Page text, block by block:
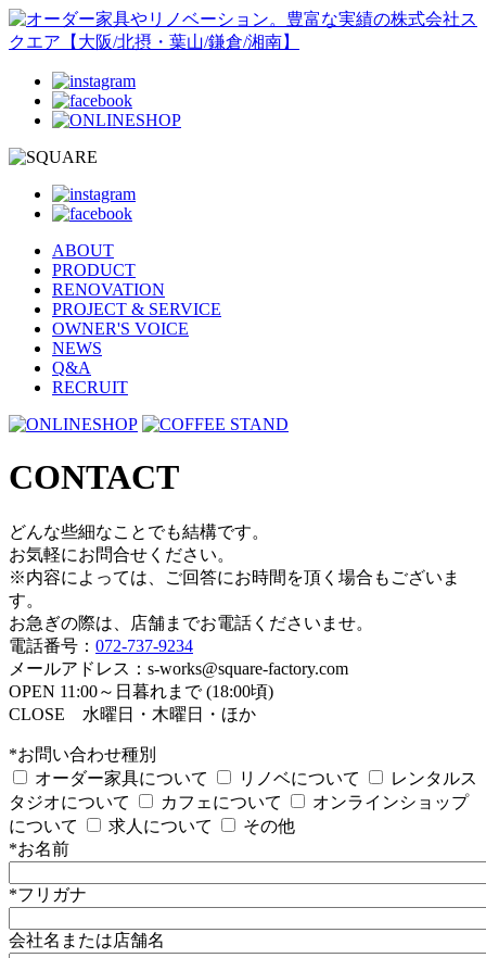
ABOUT
PRODUCT
RENOVATION
PROJECT & SERVICE
OWNER'S VOICE
NEWS
Q&A
RECRUIT
CONTACT
どんな些細なことでも結構です。
お気軽にお問合せください。
※内容によっては、ご回答にお時間を頂く場合もございま
す。
お急ぎの際は、店舗までお電話くださいませ。
電話番号： 072-737-9234
メールアドレス：s-works@square-factory.com
OPEN 11:00～日暮れまで (18:00頃)
CLOSE 水曜日・木曜日・ほか
*お問い合わせ種別
オーダー家具について
リノベについて
レンタルス
タジオについて
カフェについて
オンラインショップ
について
求人について
その他
*お名前
*フリガナ
会社名または店舗名